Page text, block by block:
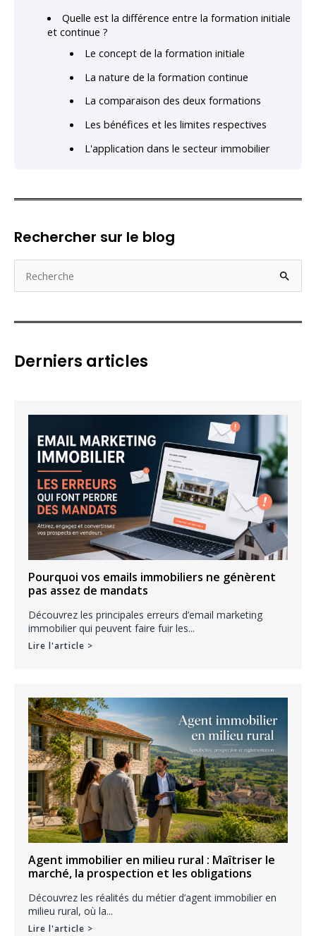
Quelle est la différence entre la formation initiale
et continue ?
Le concept de la formation initiale
La nature de la formation continue
La comparaison des deux formations
Les bénéfices et les limites respectives
L'application dans le secteur immobilier
Rechercher sur le blog
e
rDerniers articles
Pourquoi vos emails immobiliers ne génèrent
pas assez de mandats
Découvrez les principales erreurs d’email marketing
immobilier qui peuvent faire fuir les...
Lire l'article >
Agent immobilier en milieu rural : Maîtriser le
marché, la prospection et les obligations
Découvrez les réalités du métier d’agent immobilier en
milieu rural, où la...
Lire l'article >